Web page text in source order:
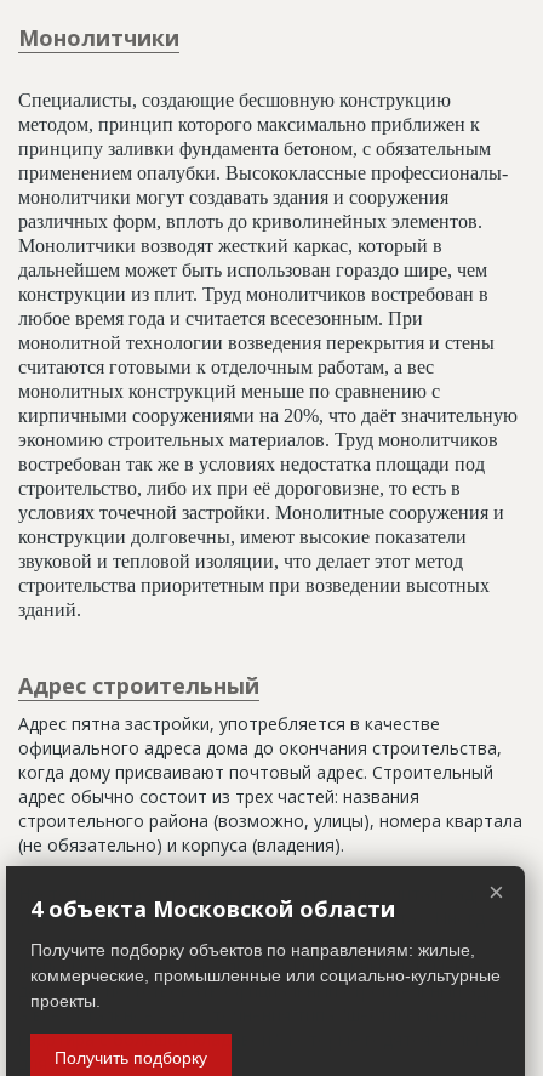
Монолитчики
Специалисты, создающие бесшовную конструкцию
методом, принцип которого максимально приближен к
принципу заливки фундамента бетоном, с обязательным
применением опалубки. Высококлассные профессионалы-
монолитчики могут создавать здания и сооружения
различных форм, вплоть до криволинейных элементов.
Монолитчики возводят жесткий каркас, который в
дальнейшем может быть использован гораздо шире, чем
конструкции из плит. Труд монолитчиков востребован в
любое время года и считается всесезонным. При
монолитной технологии возведения перекрытия и стены
считаются готовыми к отделочным работам, а вес
монолитных конструкций меньше по сравнению с
кирпичными сооружениями на 20%, что даёт значительную
экономию строительных материалов. Труд монолитчиков
востребован так же в условиях недостатка площади под
строительство, либо их при её дороговизне, то есть в
условиях точечной застройки. Монолитные сооружения и
конструкции долговечны, имеют высокие показатели
звуковой и тепловой изоляции, что делает этот метод
строительства приоритетным при возведении высотных
зданий.
Адрес строительный
Адрес пятна застройки, употребляется в качестве
официального адреса дома до окончания строительства,
когда дому присваивают почтовый адрес. Строительный
адрес обычно состоит из трех частей: названия
строительного района (возможно, улицы), номера квартала
(не обязательно) и корпуса (владения).
Настоящим строительным адресом можно считать адрес,
указанный в правоустанавливающих документах. Иногда
строительные организации делают свои добавления
(например, вторая очередь). В официальных документах
должен присутствовать официальный строительный адрес,
а все остальное - это уточнения типа "шестикомнатная
квартира с большой кладовой", которые годятся только
для переговоров.
×
4 объекта Московской области
Получите подборку объектов по направлениям: жилые,
коммерческие, промышленные или социально-культурные
проекты.
Получить подборку